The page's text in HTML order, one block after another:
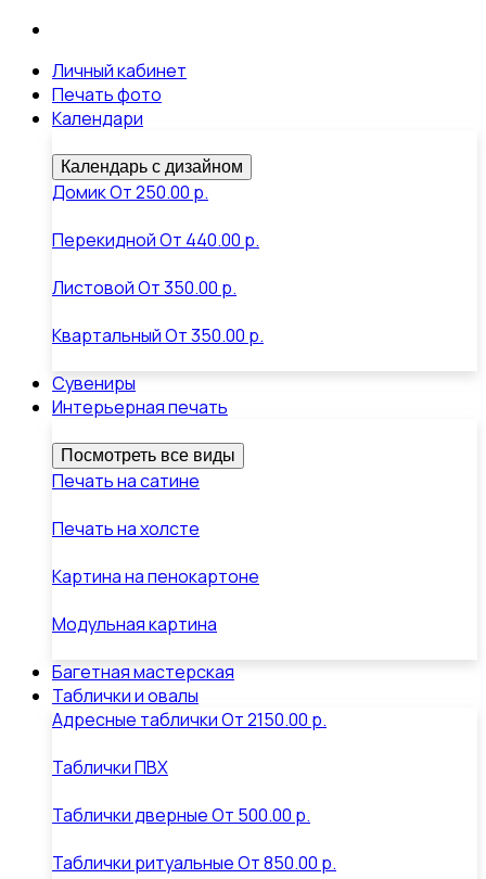
Личный кабинет
Печать фото
Календари
Календарь с дизайном
ДомикОт250.00 р.
ПерекиднойОт 440.00 р.
ЛистовойОт350.00 р.
КвартальныйОт350.00 р.
Сувениры
Интерьерная печать
Посмотреть все виды
Печать на сатине
Печать на холсте
Картина на пенокартоне
Модульная картина
Багетная мастерская
Таблички и овалы
Адресные табличкиОт2150.00 р.
Таблички ПВХ
Таблички дверныеОт 500.00 р.
Таблички ритуальныеОт850.00 р.